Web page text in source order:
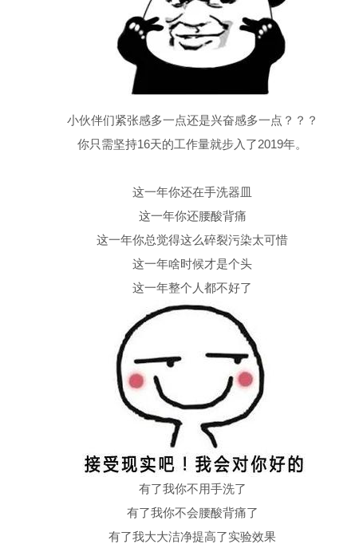
小伙伴们紧张感多一点还是兴奋感多一点？？？
你只需坚持16天的工作量就步入了2019年。
这一年你还在手洗器皿
这一年你还腰酸背痛
这一年你总觉得这么碎裂污染太可惜
这一年啥时候才是个头
这一年整个人都不好了
有了我你不用手洗了
有了我你不会腰酸背痛了
有了我大大洁净提高了实验效果